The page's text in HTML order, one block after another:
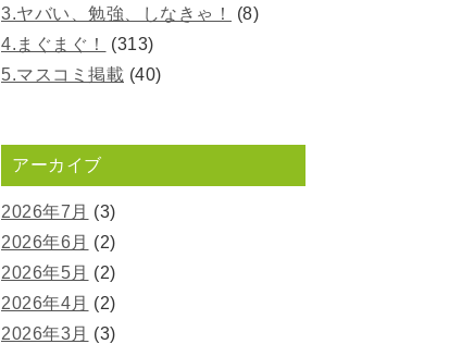
3.ヤバい、勉強、しなきゃ！
(8)
4.まぐまぐ！
(313)
5.マスコミ掲載 (40)
アーカイブ
2026年7月 (3)
2026年6月 (2)
2026年5月 (2)
2026年4月 (2)
2026年3月 (3)